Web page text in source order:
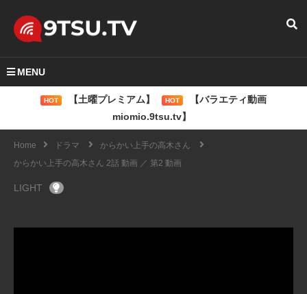
MENU
HOT 【土曜プレミアム】 HOT
【バラエティ動画
miomio.9tsu.tv】
Home ドラマ
からかい上手の高木さん
からかい上手の高木さん 2話 動画 ／ 第2 動画
LIGHT